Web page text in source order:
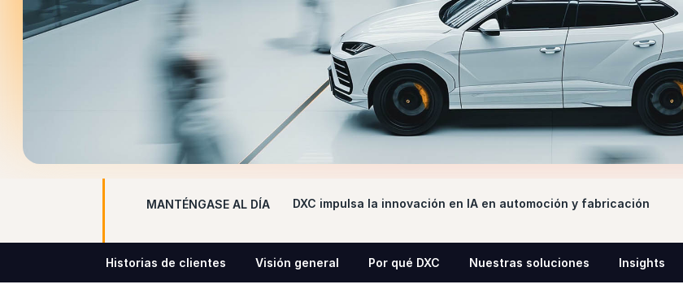
MANTÉNGASE AL DÍA DXC impulsa la innovación en IA en automoción y fabricación
Historias de clientes Visión general Por qué DXC Nuestras soluciones Insights